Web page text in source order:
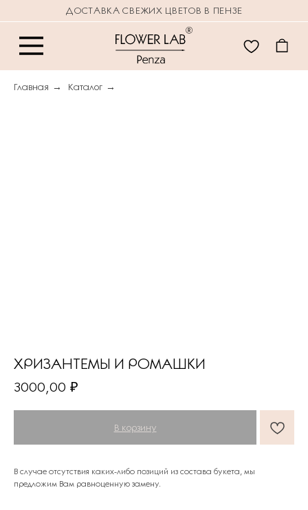
ДОСТАВКА СВЕЖИХ ЦВЕТОВ В ПЕНЗЕ
Главная → Каталог →
ХРИЗАНТЕМЫ И РОМАШКИ
3000,00 ₽
В корзину
В случае отсутствия каких-либо позиций из состава букета, мы
предложим Вам равноценную замену.
РЕКОМЕНДУЕМ
ПОДАРКИ ОТ FLOWER LAB